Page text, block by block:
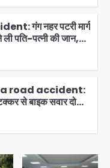
ली पति-पत्नी की जान,
से बाइक सवार दो
में मातम
रामरत्न गुप्ता की मौत: